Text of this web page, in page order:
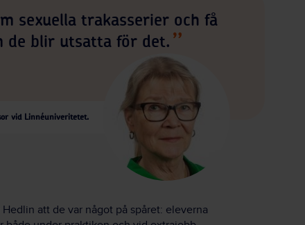
sexuella trakasserier och få
de blir utsatta för det.
vid Linnéuniveritetet.
att de var något på spåret: eleverna